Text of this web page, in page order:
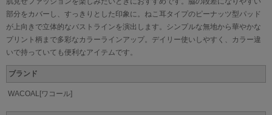
部分をカバーし、すっきりとした印象に。ねこ耳タイプのピーナッツ型パッド
が上向きで立体的なバストラインを演出します。シンプルな無地から華やかな
プリント柄まで多彩なカラーラインアップ。デイリー使いしやすく、カラー違
いで持っていても便利なアイテムです。
ブランド
WACOAL[ワコール]